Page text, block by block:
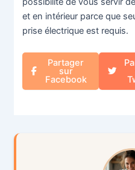
et en intérieur parce que
prise électrique est requis.
Partager
sur
Facebook